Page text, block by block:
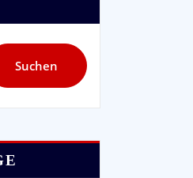
Suchen